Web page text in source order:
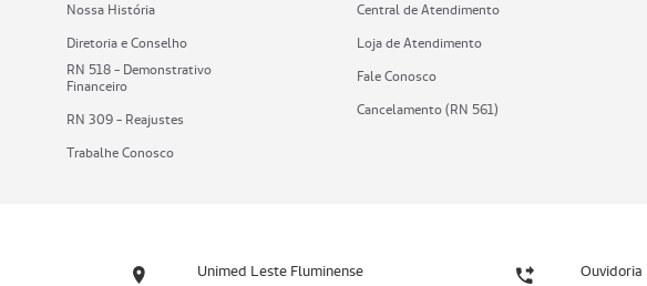
Nossa História
Diretoria e Conselho
RN 518 - Demonstrativo
Financeiro
RN 309 - Reajustes
Trabalhe Conosco
Central de Atendimento
Loja de Atendimento
Fale Conosco
Cancelamento (RN 561)
Unimed Leste Fluminense Ouvidoria